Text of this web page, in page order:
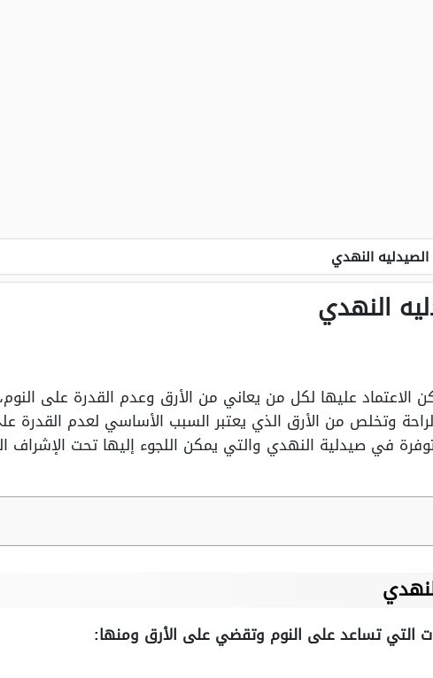
النهدي
النهدي
عليها لكل من يعاني من الأرق وعدم القدرة على
وتخلص من الأرق الذي يعتبر السبب الأساسي لعدم القدرة
في صيدلية النهدي والتي يمكن اللجوء إليها تحت الإشراف
التي تساعد على النوم وتقضي على الأرق ومنها: